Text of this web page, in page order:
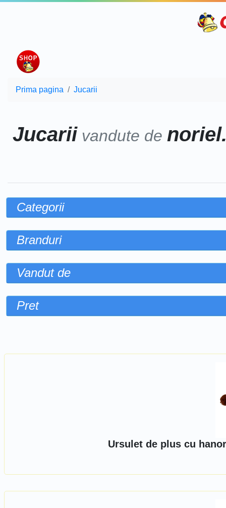
Prima pagina Jucarii
Jucarii vandute de
Categorii
Branduri
Vandut de
Pret
Ursulet de plus cu